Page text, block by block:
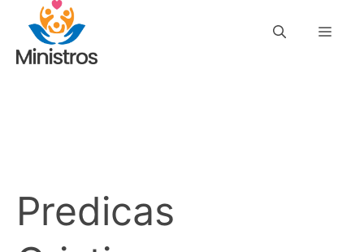
contenido
Predicas